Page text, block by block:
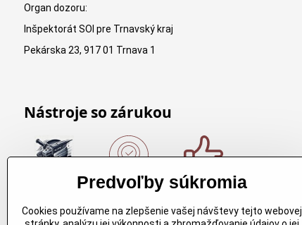
Organ dozoru:
Inšpektorát SOI pre Trnavský kraj
Pekárska 23, 917 01 Trnava 1
Nástroje so zárukou
Nákup nad
Nákup nad
Originálne
Arbortech
Kvalitné
náradie
Predvoľby súkromia
Cookies používame na zlepšenie vašej návštevy tejto webovej